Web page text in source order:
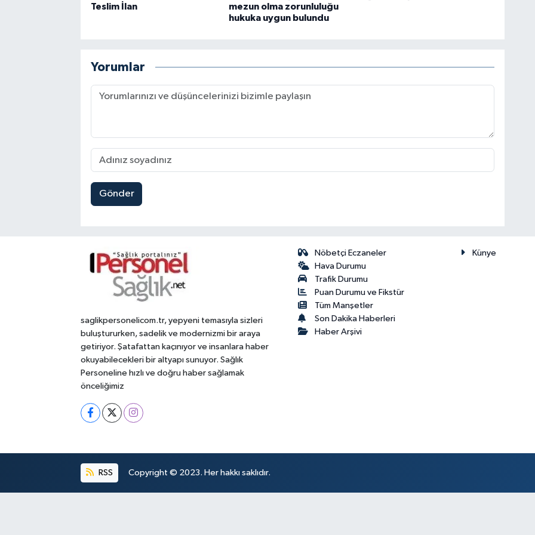
Teslim İlan
mezun olma zorunluluğu
hukuka uygun bulundu
Yorumlar
Gönder
saglikpersonelicom.tr, yepyeni temasıyla sizleri
buluştururken, sadelik ve modernizmi bir araya
getiriyor. Şatafattan kaçınıyor ve insanlara haber
okuyabilecekleri bir altyapı sunuyor. Sağlık
Personeline hızlı ve doğru haber sağlamak
önceliğimiz
Nöbetçi Eczaneler
Hava Durumu
Trafik Durumu
Puan Durumu ve Fikstür
Tüm Manşetler
Son Dakika Haberleri
Haber Arşivi
Künye
RSS Copyright © 2023. Her hakkı saklıdır.